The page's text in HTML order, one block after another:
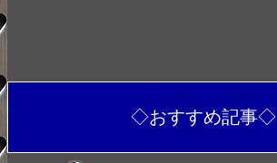
◇おすすめ記事◇